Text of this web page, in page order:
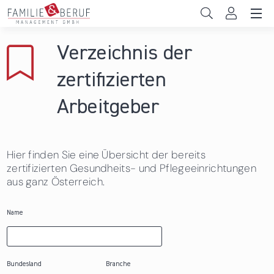
Direkt zum Inhalt
Gemeinden
Das sind wir
News & Events
Verzeichnis der
zertifizierten
Arbeitgeber
Hier finden Sie eine Übersicht der bereits
zertifizierten Gesundheits- und Pflegeeinrichtungen
aus ganz Österreich.
Name
Bundesland Branche